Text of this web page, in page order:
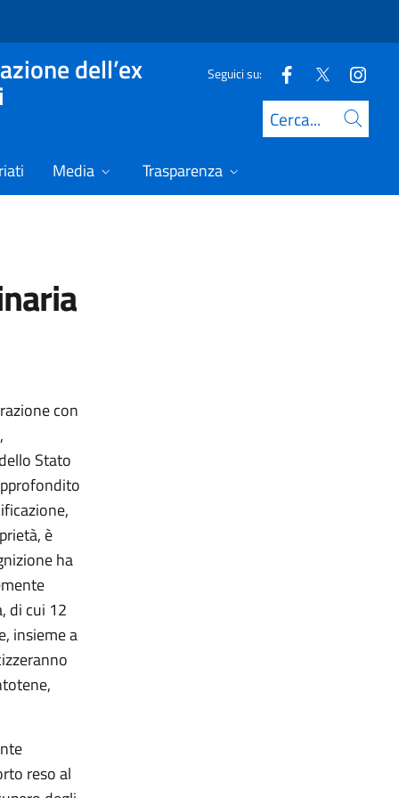
dell’ex Seguici su:
Cerca
Media Trasparenza
con
Stato
è
ha
di cui 12
insieme a
reso al